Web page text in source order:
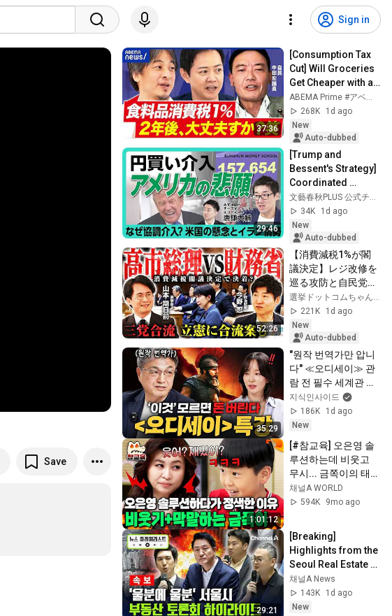
Sign in
Save
37:36
[Consumption Tax
Cut] Will Groceries
Get Cheaper with an
8% to 1% Tax Rate?
Can It Really Go
Back...
ABEMA Prime #アベプラ【公式】
268K
1d ago
New
Auto-dubbed
29:46
[Trump and
Bessent's Strategy]
Coordinated
Intervention
Leading to a
Stronger Yen | Can
the Weak ...
文藝春秋PLUS 公式チャンネル
34K
1d ago
New
Auto-dubbed
52:26
【消費減税1%が閣
議決定】レジ改修を
巡る攻防と自民党内
の激しい葛藤／中
道・立憲・公明の3
党合流構想に浮上し
た「第4の選択肢」
とは？【今野忍×山
本期日前】｜選挙ド
ットコム
選挙ドットコムちゃんねる
221K
1d ago
New
Auto-dubbed
35:29
"원작 번역가만 압니
다" ≪오디세이≫ 관
람 전 필수 세계관 총
정리ㅣ지식인 클래스
EP.13 (김헌 교수)
지식인사이드
186K
1d ago
New
1:01:12
[#참교육] 오은영 솔
루션하는데 비웃고
무시... 금쪽이의 태도
에 결국 정색한 오은
영 | #금쪽같은내새
채널A WORLD
594K
9mo ago
29:21
[Breaking]
Highlights from the
Seoul Real Estate
Forum [News
Playlist] / Channel A
채널A News
143K
1d ago
New